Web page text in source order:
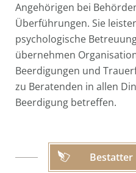
Angehörigen bei
Überführungen. Sie
psychologische
übernehmen
Beerdigungen und
zu Beratenden in allen
Beerdigung betreffen.